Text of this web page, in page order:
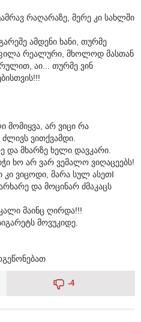
რაღარაზე, მერე კი სახლში
ამდენი ხანი, თურმე
რეალური, მხოლოდ მასთან
აი... თურმე ვინ
მომიყვა, არ ვიცი რა
ვითქვამდი.
და მხარზე ხელი დავკარი.
ხო არ ვარ ვემალო ვიღაცეებს!
ვიცოდი, მარა სულ ასეთI
და მოცინარ ძმაკაცს
მაინც ღირდა!!!
მოვუკიდე.
-4